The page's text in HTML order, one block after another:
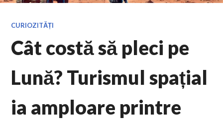
CURIOZITĂȚI
Cât costă să pleci pe
Lună? Turismul spațial
ia amploare printre